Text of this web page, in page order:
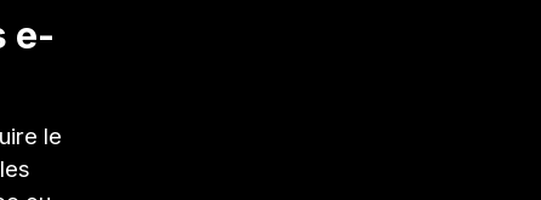
e-
le